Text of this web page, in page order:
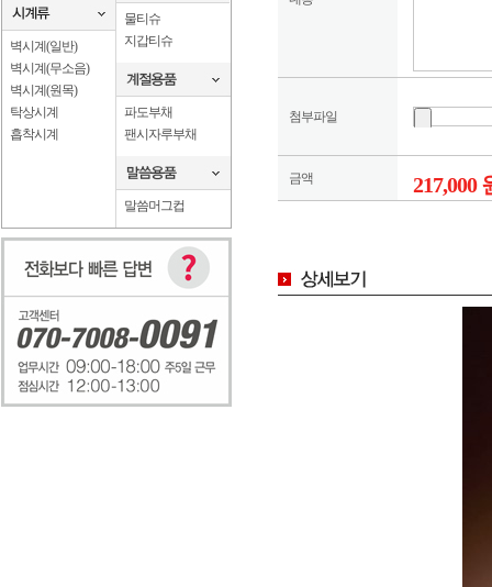
벽시계(일반)
벽시계(무소음)
벽시계(원목)
탁상시계
흡착시계
물티슈
지갑티슈
파도부채
팬시자루부채
말씀머그컵
첨부파일
금액 217,000